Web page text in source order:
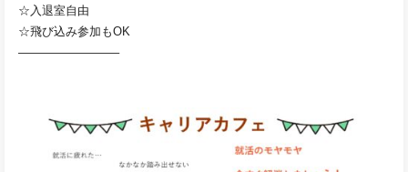
☆入退室自由
☆飛び込み参加もOK
————————–